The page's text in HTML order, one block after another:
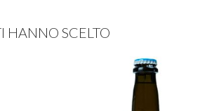
HANNO SCELTO